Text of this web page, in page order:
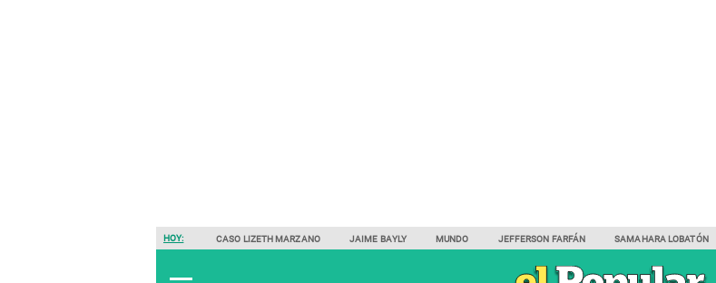
HOY: CASO LIZETH MARZANO JAIME BAYLY MUNDO JEFFERSON FARFÁN SAMAHARA LOBATÓN